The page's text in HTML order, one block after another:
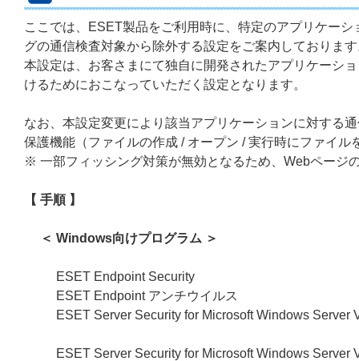
ここでは、ESET製品をご利用時に、特定のアプリケー
グの通信検査対象から除外する設定をご案内しておりま
本設定は、お客さまにて独自に開発されたアプリケーシ
けるためにおこなっていただく設定となります。
なお、本設定変更により該当アプリケーションに対する
保護機能（ファイルの作成 / オープン / 実行時にファイ
※ 一部フィッシング対策が無効となるため、Webページ
【 手順 】
＜ Windows向けプログラム ＞
ESET Endpoint Security
ESET Endpoint アンチウイルス
ESET Server Security for Microsoft Windows Server
ESET Server Security for Microsoft Windows Server